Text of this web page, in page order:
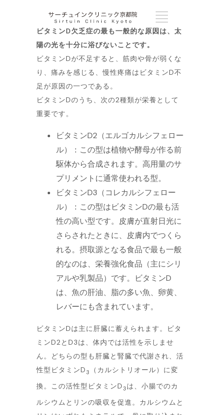
ビタミンD欠乏症の最も一般的な原因は、太
陽の光を十分に浴びないことです。
ビタミンDが不足すると、筋肉や骨が弱くな
り、痛みを感じる、慢性疼痛はビタミンD不
足が原因の一つである。
ビタミンDのうち、次の2種類が栄養として
重要です。
ビタミンD2（エルゴカルシフェロー
ル）：この型は植物や酵母が作る前
駆体から合成されます。高用量のサ
プリメントに通常使われる型。
ビタミンD3（コレカルシフェロー
ル）：この型はビタミンDの最も活
性の高い型です。皮膚が直射日光に
さらされたときに、皮膚内でつくら
れる。摂取源となる食品で最も一般
的なのは、栄養強化食品（主にシリ
アルや乳製品）です。ビタミンD
は、魚の肝油、脂の多い魚、卵黄、
レバーにも含まれています。
ビタミンDは主に肝臓に蓄えられます。ビタ
ミンD2とD3は、体内では活性を示しませ
ん。どちらの型も肝臓と腎臓で代謝され、活
性型ビタミンD3
（カルシトリオール）に変
換。この活性型ビタミンD3は、小腸でのカ
ルシウムとリンの吸収を促進。カルシウムと